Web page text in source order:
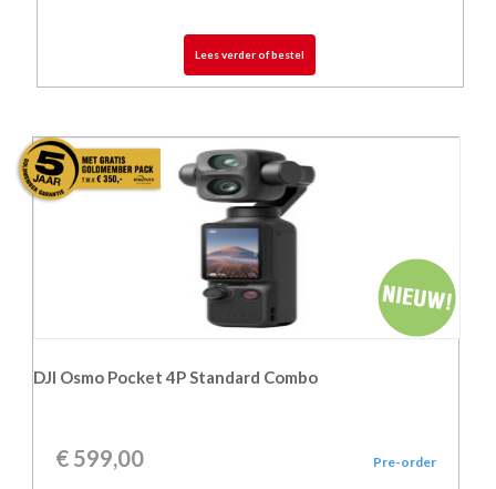
Lees verder of bestel
DJI Osmo Pocket 4P Standard Combo
€ 599,00 Pre-order